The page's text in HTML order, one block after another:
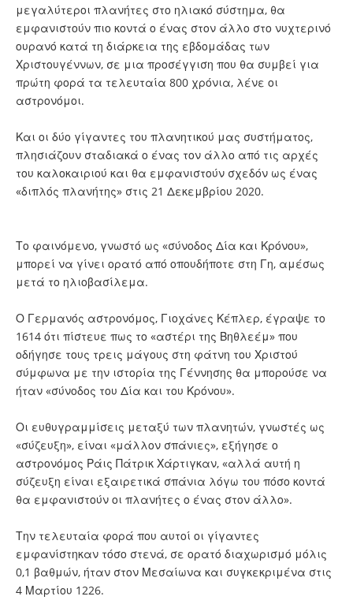
μεγαλύτεροι πλανήτες στο ηλιακό σύστημα, θα
εμφανιστούν πιο κοντά ο ένας στον άλλο στο νυχτερινό
ουρανό κατά τη διάρκεια της εβδομάδας των
Χριστουγέννων, σε μια προσέγγιση που θα συμβεί για
πρώτη φορά τα τελευταία 800 χρόνια, λένε οι
αστρονόμοι.
Και οι δύο γίγαντες του πλανητικού μας συστήματος,
πλησιάζουν σταδιακά ο ένας τον άλλο από τις αρχές
του καλοκαιριού και θα εμφανιστούν σχεδόν ως ένας
«διπλός πλανήτης» στις 21 Δεκεμβρίου 2020.
Το φαινόμενο, γνωστό ως «σύνοδος Δία και Κρόνου»,
μπορεί να γίνει ορατό από οπουδήποτε στη Γη, αμέσως
μετά το ηλιοβασίλεμα.
Ο Γερμανός αστρονόμος, Γιοχάνες Κέπλερ, έγραψε το
1614 ότι πίστευε πως το «αστέρι της Βηθλεέμ» που
οδήγησε τους τρεις μάγους στη φάτνη του Χριστού
σύμφωνα με την ιστορία της Γέννησης θα μπορούσε να
ήταν «σύνοδος του Δία και του Κρόνου».
Οι ευθυγραμμίσεις μεταξύ των πλανητών, γνωστές ως
«σύζευξη», είναι «μάλλον σπάνιες», εξήγησε ο
αστρονόμος Ράις Πάτρικ Χάρτιγκαν, «αλλά αυτή η
σύζευξη είναι εξαιρετικά σπάνια λόγω του πόσο κοντά
θα εμφανιστούν οι πλανήτες ο ένας στον άλλο».
Την τελευταία φορά που αυτοί οι γίγαντες
εμφανίστηκαν τόσο στενά, σε ορατό διαχωρισμό μόλις
0,1 βαθμών, ήταν στον Μεσαίωνα και συγκεκριμένα στις
4 Μαρτίου 1226.